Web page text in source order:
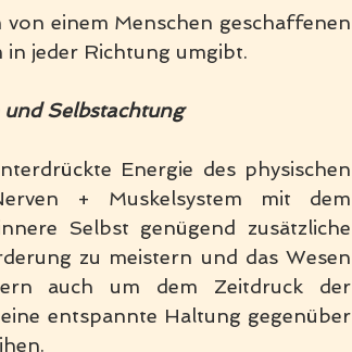
einem Menschen geschaffenen
in jeder Richtung umgibt.
Selbstachtung
Energie des physischen
+ Muskelsystem mit dem
Selbst genügend zusätzliche
zu meistern und das Wesen
auch um dem Zeitdruck der
entspannte Haltung gegenüber